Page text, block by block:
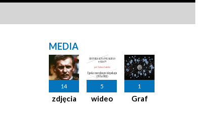
MEDIA
14
zdjęcia
5
wideo
1
Graf